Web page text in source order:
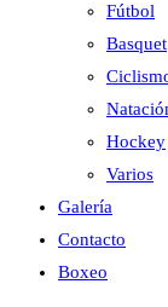
Fútbol
Basquet
Hockey
Varios
Galería
Contacto
Boxeo